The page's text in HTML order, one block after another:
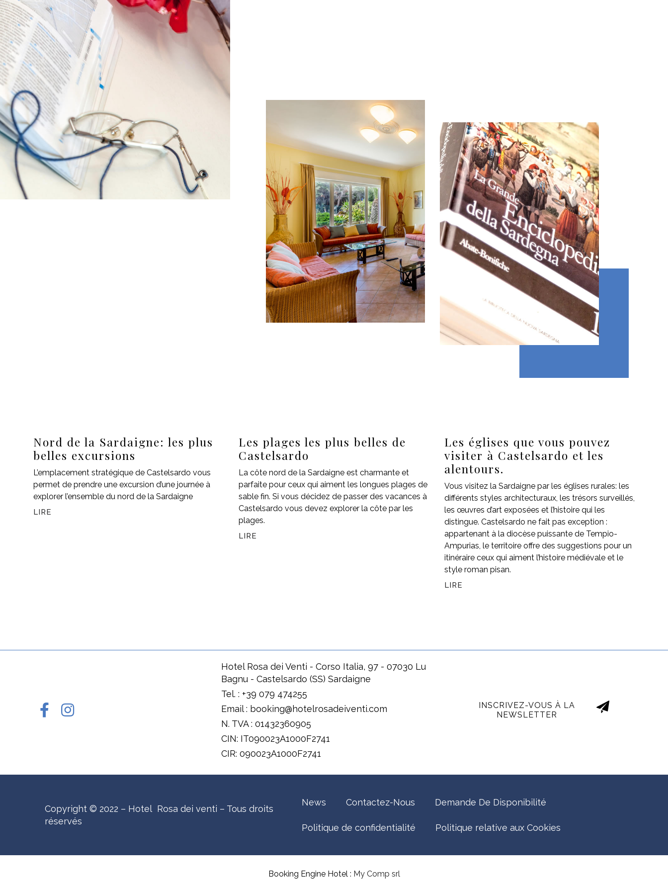
Nord de la Sardaigne: les plus
belles excursions
L’emplacement stratégique de Castelsardo vous
permet de prendre une excursion d’une journée à
explorer l’ensemble du nord de la Sardaigne
LIRE
Les plages les plus belles de
Castelsardo
La côte nord de la Sardaigne est charmante et
parfaite pour ceux qui aiment les longues plages de
sable fin. Si vous décidez de passer des vacances à
Castelsardo vous devez explorer la côte par les
plages.
LIRE
Les églises que vous pouvez
visiter à Castelsardo et les
alentours.
Vous visitez la Sardaigne par les églises rurales: les
différents styles architecturaux, les trésors surveillés,
les œuvres d’art exposées et l’histoire qui les
distingue. Castelsardo ne fait pas exception :
appartenant à la diocèse puissante de Tempio-
Ampurias, le territoire offre des suggestions pour un
itinéraire ceux qui aiment l’histoire médiévale et le
style roman pisan.
LIRE
Hotel Rosa dei Venti - Corso Italia, 97 - 07030 Lu
Bagnu - Castelsardo (SS) Sardaigne
Tel. : +39 079 474255
Email : booking@hotelrosadeiventi.com
N. TVA : 01432360905
CIN: IT090023A1000F2741
CIR: 090023A1000F2741
INSCRIVEZ-VOUS À LA
NEWSLETTER
Copyright © 2022 – Hotel Rosa dei venti – Tous droits
réservés
News Contactez-Nous Demande De Disponibilité
Politique de confidentialité Politique relative aux Cookies
Booking Engine Hotel : My Comp srl